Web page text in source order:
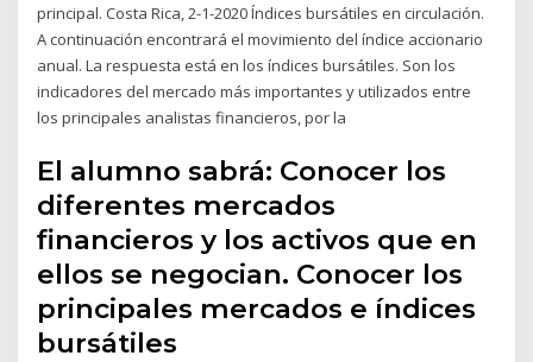
principal. Costa Rica, 2-1-2020 Índices bursátiles en circulación.
A continuación encontrará el movimiento del índice accionario
anual. La respuesta está en los índices bursátiles. Son los
indicadores del mercado más importantes y utilizados entre
los principales analistas financieros, por la
El alumno sabrá: Conocer los
diferentes mercados
financieros y los activos que en
ellos se negocian. Conocer los
principales mercados e índices
bursátiles